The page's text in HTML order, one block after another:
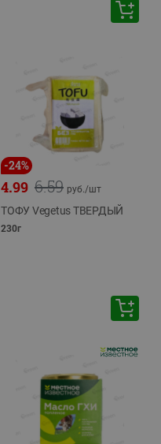
-24%
6.59
4.99 руб./шт
ТОФУ Vegetus ТВЕРДЫЙ
230г